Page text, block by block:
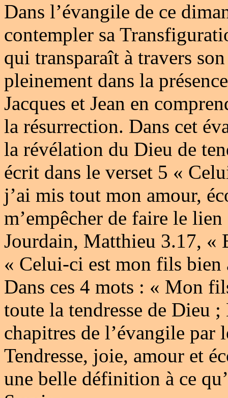
Dans l’évangile de ce
contempler sa
qui transparaît à travers
pleinement dans la
Jacques et Jean en
la résurrection. Dans cet
la révélation du Dieu de
écrit dans le verset 5 «
j’ai mis tout mon amour,
m’empêcher de faire le
Jourdain, Matthieu 3.17, «
« Celui-ci est mon fils
Dans ces 4 mots : « Mon
toute la tendresse de Dieu
chapitres de l’évangile par
Tendresse, joie, amour et
une belle définition à ce